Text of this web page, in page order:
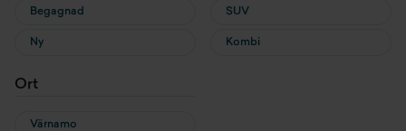
Begagnad
Ny
SUV
Kombi
Ort
Värnamo